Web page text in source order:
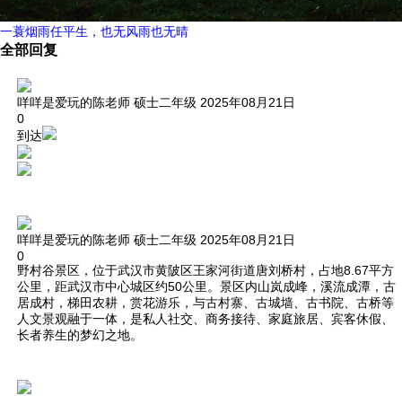
一蓑烟雨任平生，也无风雨也无晴
全部回复
咩咩是爱玩的陈老师 硕士二年级 2025年08月21日
0
到达
咩咩是爱玩的陈老师 硕士二年级 2025年08月21日
0
野村谷景区，位于武汉市黄陂区王家河街道唐刘桥村，占地8.67平方
公里，距武汉市中心城区约50公里。景区内山岚成峰，溪流成潭，古
居成村，梯田农耕，赏花游乐，与古村寨、古城墙、古书院、古桥等
人文景观融于一体，是私人社交、商务接待、家庭旅居、宾客休假、
长者养生的梦幻之地。